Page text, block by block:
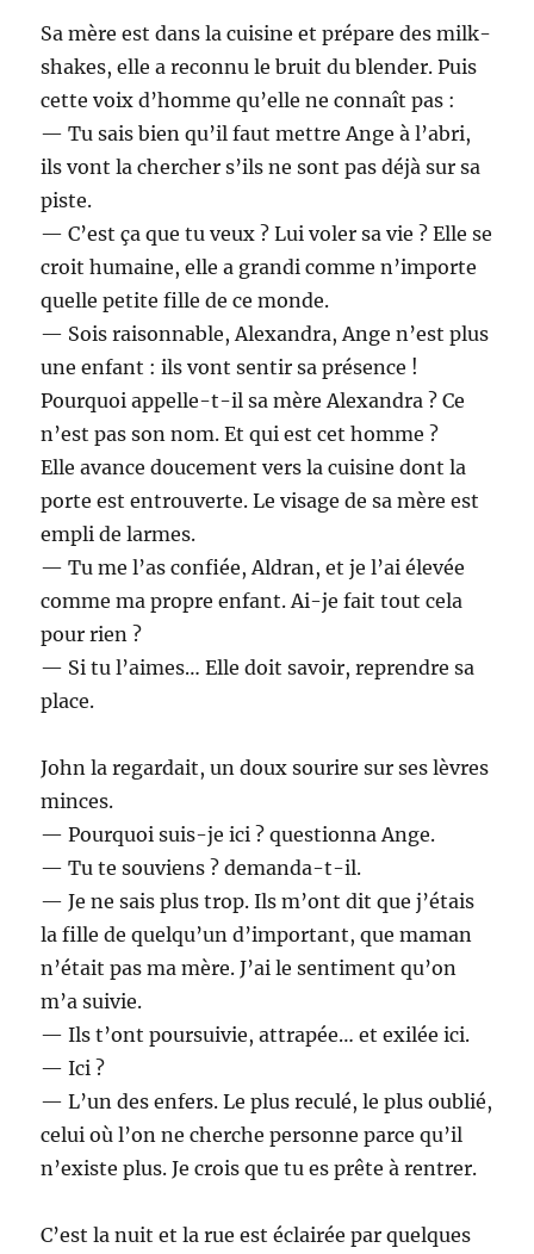
Sa mère est dans la cuisine et prépare des milk-
shakes, elle a reconnu le bruit du blender. Puis
cette voix d’homme qu’elle ne connaît pas :
— Tu sais bien qu’il faut mettre Ange à l’abri,
ils vont la chercher s’ils ne sont pas déjà sur sa
piste.
— C’est ça que tu veux ? Lui voler sa vie ? Elle se
croit humaine, elle a grandi comme n’importe
quelle petite fille de ce monde.
— Sois raisonnable, Alexandra, Ange n’est plus
une enfant : ils vont sentir sa présence !
Pourquoi appelle-t-il sa mère Alexandra ? Ce
n’est pas son nom. Et qui est cet homme ?
Elle avance doucement vers la cuisine dont la
porte est entrouverte. Le visage de sa mère est
empli de larmes.
— Tu me l’as confiée, Aldran, et je l’ai élevée
comme ma propre enfant. Ai-je fait tout cela
pour rien ?
— Si tu l’aimes… Elle doit savoir, reprendre sa
place.
John la regardait, un doux sourire sur ses lèvres
minces.
— Pourquoi suis-je ici ? questionna Ange.
— Tu te souviens ? demanda-t-il.
— Je ne sais plus trop. Ils m’ont dit que j’étais
la fille de quelqu’un d’important, que maman
n’était pas ma mère. J’ai le sentiment qu’on
m’a suivie.
— Ils t’ont poursuivie, attrapée… et exilée ici.
— Ici ?
— L’un des enfers. Le plus reculé, le plus oublié,
celui où l’on ne cherche personne parce qu’il
n’existe plus. Je crois que tu es prête à rentrer.
C’est la nuit et la rue est éclairée par quelques